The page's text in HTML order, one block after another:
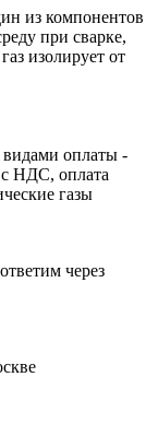
из компонентов
при сварке,
изолирует от
оплаты -
с НДС, оплата
газы
через